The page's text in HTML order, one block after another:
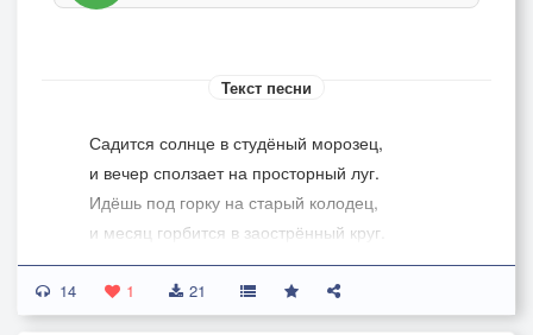
Текст песни
Садится солнце в студёный морозец,
и вечер сползает на просторный луг.
Идёшь под горку на старый колодец,
и месяц горбится в заострённый круг.
В деревне топятся русские печки,
и дым стремится в бирюзовую даль.
14 1 21